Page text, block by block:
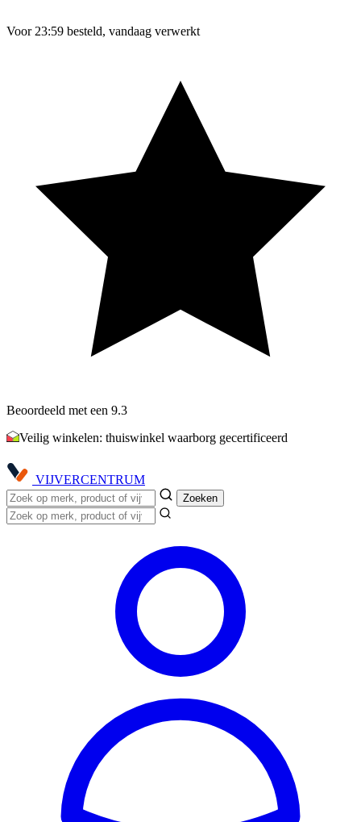
Voor 23:59 besteld, vandaag verwerkt
Beoordeeld met een 9.3
Veilig winkelen: thuiswinkel waarborg gecertificeerd
VIJVERCENTRUM
Zoeken